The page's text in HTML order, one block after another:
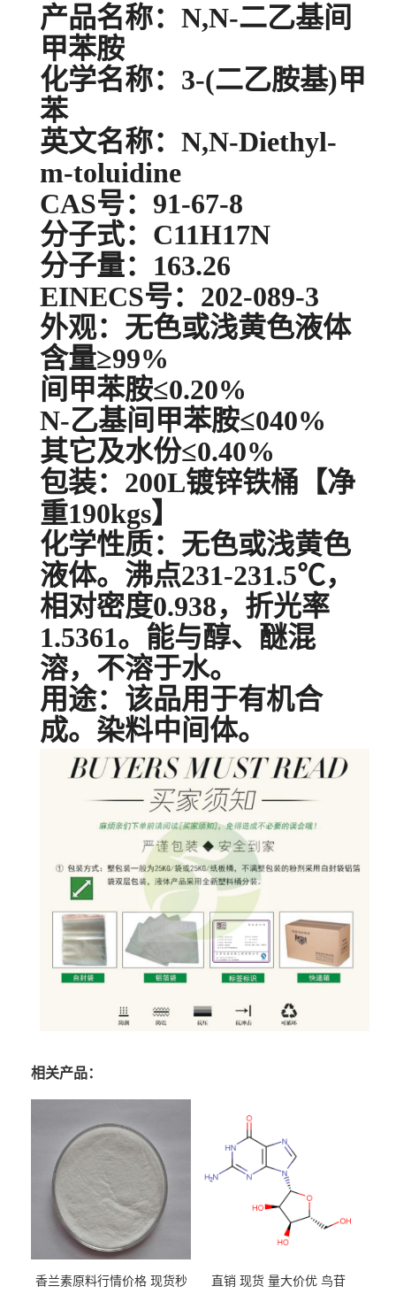
产品名称：N,N-二乙基间
甲苯胺
化学名称：3-(二乙胺基)甲
苯
英文名称：N,N-Diethyl-
m-toluidine
CAS号：91-67-8
分子式：C11H17N
分子量：163.26
EINECS号：202-089-3
外观：无色或浅黄色液体
含量≥99%
间甲苯胺≤0.20%
N-乙基间甲苯胺≤040%
其它及水份≤0.40%
包装：200L镀锌铁桶【净
重190kgs】
化学性质：无色或浅黄色
液体。沸点231-231.5℃，
相对密度0.938，折光率
1.5361。能与醇、醚混
溶，不溶于水。
用途：该品用于有机合
成。染料中间体。
相关产品：
香兰素原料行情价格 现货秒 直销 现货 量大价优 鸟苷